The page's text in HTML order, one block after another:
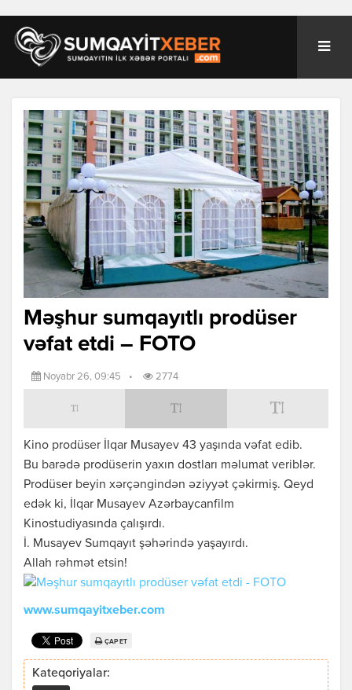
Məşhur sumqayıtlı prodüser
vəfat etdi – FOTO
Noyabr 26, 09:45 • 2774
Kino prodüser İlqar Musayev 43 yaşında vəfat edib.
Bu barədə prodüserin yaxın dostları məlumat veriblər.
Prodüser beyin xərçəngindən əziyyət çəkirmiş. Qeyd
edək ki, İlqar Musayev Azərbaycanfilm
Kinostudiyasında çalışırdı.
İ. Musayev Sumqayıt şəhərində yaşayırdı.
Allah rəhmət etsin!
www.sumqayitxeber.com
ÇAP ET
Kateqoriyalar: